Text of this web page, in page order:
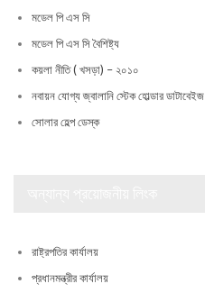
মডেল পি এস সি
মডেল পি এস সি বৈশিষ্ট্য
কয়লা নীতি ( খসড়া) – ২০১০
নবায়ন যোগ্য জ্বালানি স্টেক হোল্ডার ডাটাবেইজ
সোলার হেল্প ডেস্ক
রাষ্ট্রপতির কার্যালয়
প্রধানমন্ত্রীর কার্যালয়